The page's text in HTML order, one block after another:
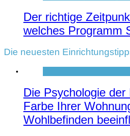
Der richtige
welches Programm
Die neuesten
Die Psychologie
Farbe Ihrer
Wohlbefinden